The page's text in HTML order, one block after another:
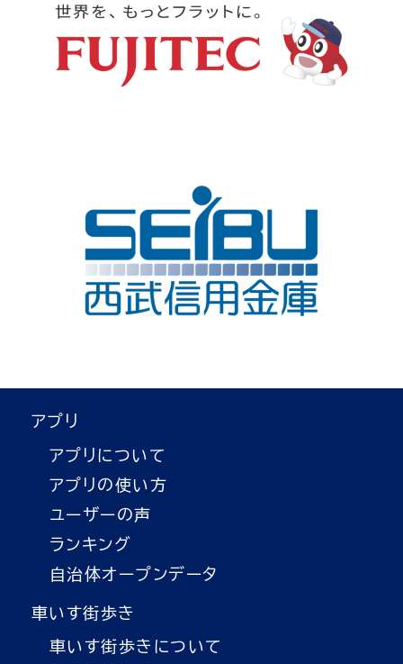
アプリ
アプリについて
アプリの使い方
ユーザーの声
ランキング
自治体オープンデータ
車いす街歩き
車いす街歩きについて